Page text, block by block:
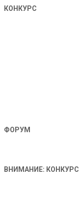
КОНКУРС
ФОРУМ
ВНИМАНИЕ: КОНКУРС